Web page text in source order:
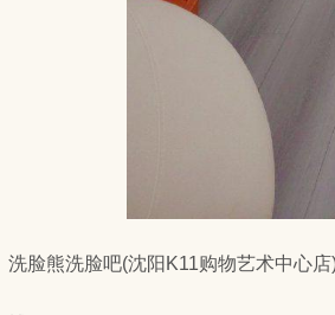
洗脸熊洗脸吧(沈阳K11购物艺术中心店